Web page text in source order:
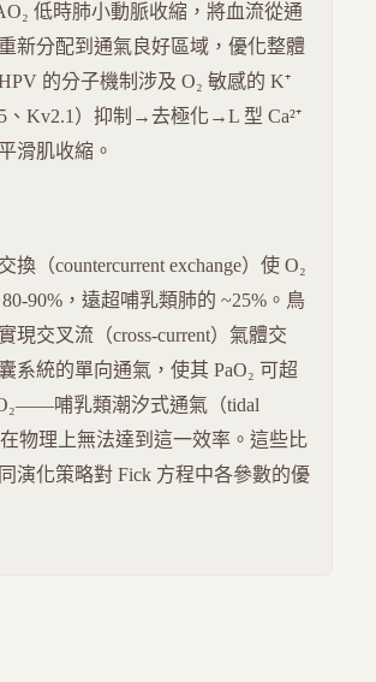
低時肺小動脈收縮，將血流從通
新分配到通氣良好區域，優化整體
的分子機制涉及 O₂ 敏感的 K⁺
、Kv2.1）抑制→去極化→L 型 Ca²⁺
滑肌收縮。
換（countercurrent exchange）使 O₂
90%，遠超哺乳類肺的 ~25%。鳥
現交叉流（cross-current）氣體交
系統的單向通氣，使其 PaO₂ 可超
哺乳類潮汐式通氣（tidal
物理上無法達到這一效率。這些比
演化策略對 Fick 方程中各參數的優